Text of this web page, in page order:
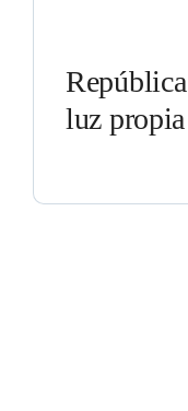
luz propia